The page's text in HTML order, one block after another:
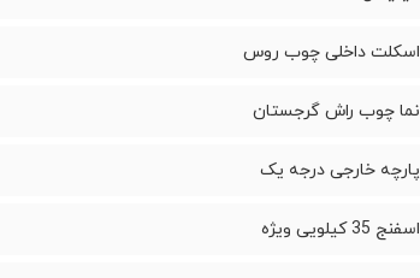
اسکلت داخلی چوب روس
نما چوب راش گرجستان
پارچه خارجی درجه یک
اسفنج 35 کیلویی ویژه